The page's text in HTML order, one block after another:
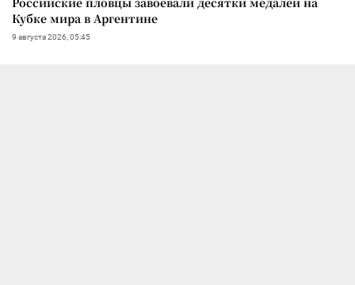
Кубке мира в Аргентине
9 августа 2026, 05:45